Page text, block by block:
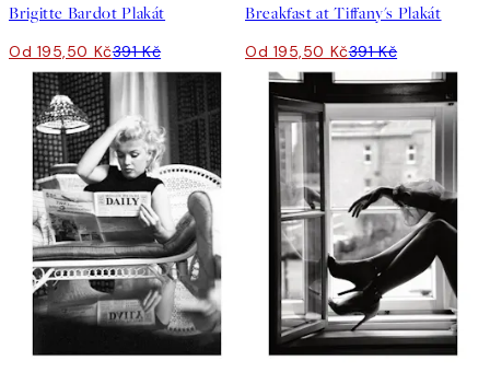
Brigitte Bardot Plakát
Od 195,50 Kč391 Kč
Breakfast at Tiffany's Plakát
Od 195,50 Kč391 Kč